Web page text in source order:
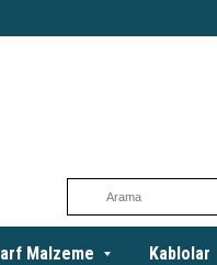
Malzeme Kablolar